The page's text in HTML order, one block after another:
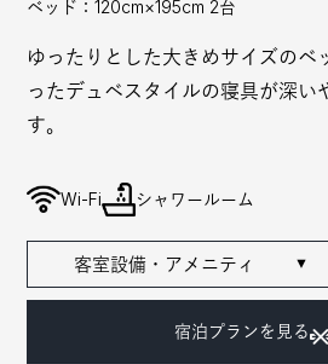
ベッド：120cm×195cm 2台
ゆったりとした大きめサイズのベ
ったデュベスタイルの寝具が深い
す。
Wi-Fi シャワールーム
客室設備・アメニティ ▼
宿泊プランを見る